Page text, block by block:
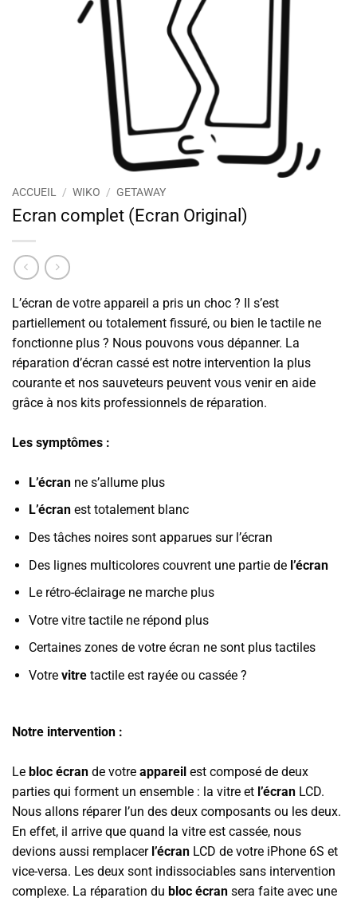
ACCUEIL / WIKO / GETAWAY
Ecran complet (Ecran Original)
L’écran de votre appareil a pris un choc ? Il s’est
partiellement ou totalement fissuré, ou bien le tactile ne
fonctionne plus ? Nous pouvons vous dépanner. La
réparation d’écran cassé est notre intervention la plus
courante et nos sauveteurs peuvent vous venir en aide
grâce à nos kits professionnels de réparation.
Les symptômes :
L’écranne s’allume plus
L’écranest totalement blanc
Des tâches noires sont apparues sur l’écran
Des lignes multicolores couvrent une partie de l’écran
Le rétro-éclairage ne marche plus
Votre vitre tactile ne répond plus
Certaines zones de votre écran ne sont plus tactiles
Votre vitretactile est rayée ou cassée ?
Notre intervention :
Le bloc écran de votre appareil est composé de deux
parties qui forment un ensemble : la vitre et l’écran LCD.
Nous allons réparer l’un des deux composants ou les deux.
En effet, il arrive que quand la vitre est cassée, nous
devions aussi remplacer l’écran LCD de votre iPhone 6S et
vice-versa. Les deux sont indissociables sans intervention
complexe. La réparation du bloc écran sera faite avec une